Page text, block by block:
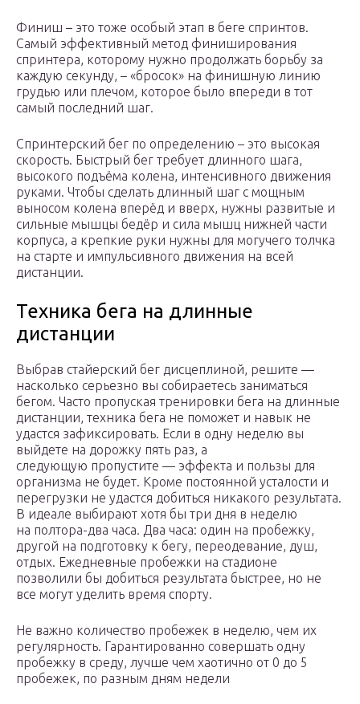
Финиш – это тоже особый этап в беге спринтов.
Самый эффективный метод финиширования
спринтера, которому нужно продолжать борьбу за
каждую секунду, – «бросок» на финишную линию
грудью или плечом, которое было впереди в тот
самый последний шаг.
Спринтерский бег по определению – это высокая
скорость. Быстрый бег требует длинного шага,
высокого подъёма колена, интенсивного движения
руками. Чтобы сделать длинный шаг с мощным
выносом колена вперёд и вверх, нужны развитые и
сильные мышцы бедёр и сила мышц нижней части
корпуса, а крепкие руки нужны для могучего толчка
на старте и импульсивного движения на всей
дистанции.
Техника бега на длинные
дистанции
Выбрав стайерский бег дисцеплиной, решите —
насколько серьезно вы собираетесь заниматься
бегом. Часто пропуская тренировки бега на длинные
дистанции, техника бега не поможет и навык не
удастся зафиксировать. Если в одну неделю вы
выйдете на дорожку пять раз, а
следующую пропустите — эффекта и пользы для
организма не будет. Кроме постоянной усталости и
перегрузки не удастся добиться никакого результата.
В идеале выбирают хотя бы три дня в неделю
на полтора-два часа. Два часа: один на пробежку,
другой на подготовку к бегу, переодевание, душ,
отдых. Ежедневные пробежки на стадионе
позволили бы добиться результата быстрее, но не
все могут уделить время спорту.
Не важно количество пробежек в неделю, чем их
регулярность. Гарантированно совершать одну
пробежку в среду, лучше чем хаотично от 0 до 5
пробежек, по разным дням недели